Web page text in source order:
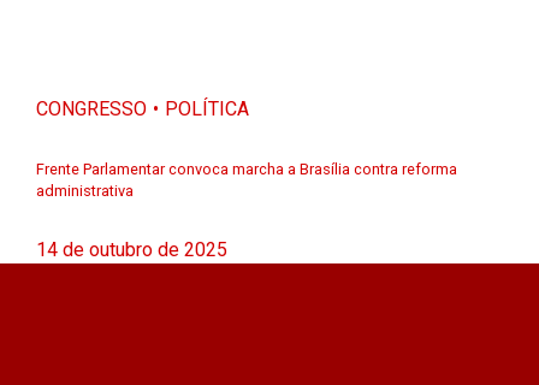
CONGRESSO POLÍTICA
Frente Parlamentar convoca marcha a Brasília contra reforma
administrativa
14 de outubro de 2025